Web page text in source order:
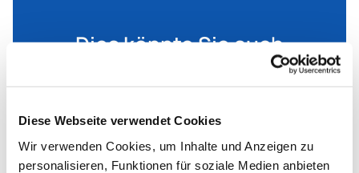
Diese Webseite verwendet Cookies
Wir verwenden Cookies, um Inhalte und Anzeigen zu
personalisieren, Funktionen für soziale Medien anbieten
Dies könnte Sie auch